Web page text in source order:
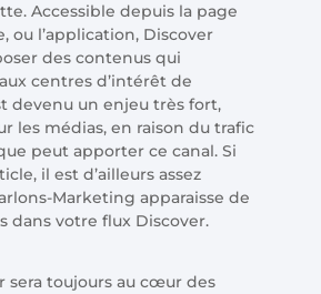
Accessible depuis la page
ou l’application, Discover
des contenus qui
centres d’intérêt de
devenu un enjeu très fort,
les médias, en raison du trafic
peut apporter ce canal. Si
il est d’ailleurs assez
Marketing apparaisse de
dans votre flux Discover.
sera toujours au cœur des